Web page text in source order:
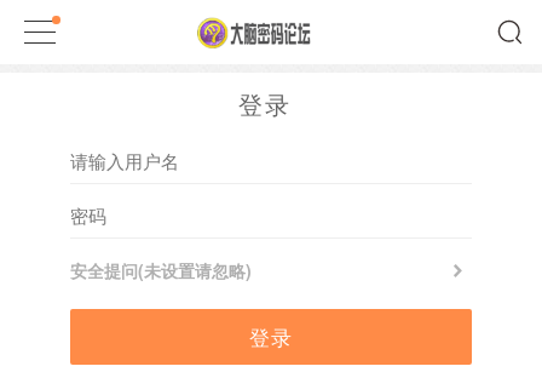
登录
安全提问(未设置请忽略)
登录